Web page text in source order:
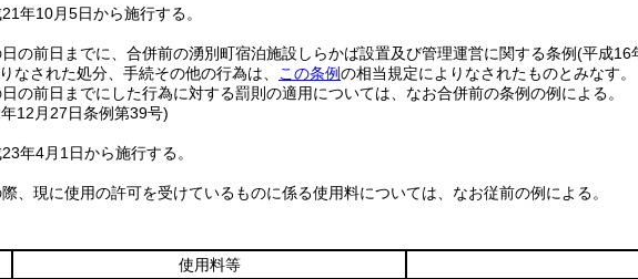
年10月5日から施行する。
の前日までに、合併前の湧別町宿泊施設しらかば設置及び管理運営に関する条例(平成16
なされた処分、手続その他の行為は、 この条例の相当規定によりなされたものとみなす。
の前日までにした行為に対する罰則の適用については、なお合併前の条例の例による。
12月27日条例第39号)
年4月1日から施行する。
、現に使用の許可を受けているものに係る使用料については、なお従前の例による。
使用料等